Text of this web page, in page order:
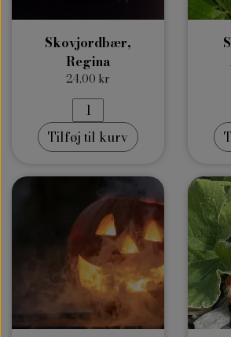
Skovjordbær,
Regina
24,00 kr
Tilføj til kurv